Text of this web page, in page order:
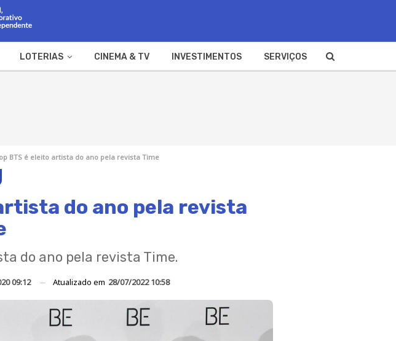
LOTERIAS CINEMA & TV INVESTIMENTOS SERVIÇOS
BTS é eleito artista do ano pela revista Time
do ano pela revista
do ano pela revista Time.
09:12 Atualizado em 28/07/2022 10:58